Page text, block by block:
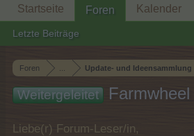
Foren Update- und Ideensammlung
Weitergeleitet Farmwheel
Liebe(r) Forum-Leser/in,
Startseite Foren
Letzte Beiträge
Kalender